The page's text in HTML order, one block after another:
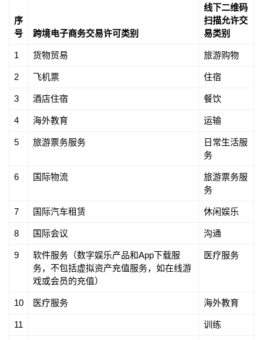
序
号
跨境电子商务交易许可类别
线下二维码
扫描允许交
易类别
1 货物贸易 旅游购物
2 飞机票 住宿
3 酒店住宿 餐饮
4 海外教育 运输
5 旅游票务服务
日常生活服
务
6 国际物流
旅游票务服
务
7 国际汽车租赁 休闲娱乐
8 国际会议 沟通
9
软件服务（数字娱乐产品和App下载服
务，不包括虚拟资产充值服务，如在线游
戏或会员的充值）
医疗服务
10 医疗服务 海外教育
11 训练